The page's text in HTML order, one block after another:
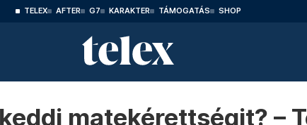
TELEX AFTER G7 KARAKTER TÁMOGATÁS SHOP
matekérettségit? –